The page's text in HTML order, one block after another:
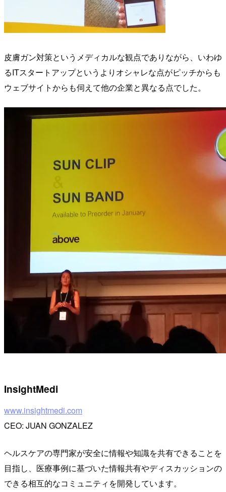
皮膚ガン対策というメディカルな観点でありながら、いわゆ
るITスタートアップというよりオシャレな点がピッチからも
ウェブサイトからも伺えて他の企業と異なる点でした。
InsightMedi
www.insightmedi.com
CEO: JUAN GONZALEZ
ヘルスケアの専門家が安全に情報や知識を共有できることを
目指し、医療事例に基づいた情報共有やディスカッションの
できる相互的なコミュニティを開発しています。